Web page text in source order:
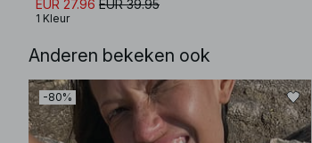
EUR 27.96 EUR 39.95
1 Kleur
Anderen bekeken ook
-80%